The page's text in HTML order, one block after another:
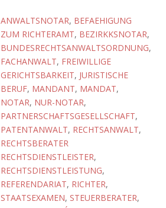
ANWALTSNOTAR, BEFAEHIGUNG
ZUM RICHTERAMT, BEZIRKKSNOTAR,
BUNDESRECHTSANWALTSORDNUNG,
FACHANWALT, FREIWILLIGE
GERICHTSBARKEIT, JURISTISCHE
BERUF, MANDANT, MANDAT,
NOTAR, NUR-NOTAR,
PARTNERSCHAFTSGESELLSCHAFT,
PATENTANWALT, RECHTSANWALT,
RECHTSBERATER
RECHTSDIENSTLEISTER,
RECHTSDIENSTLEISTUNG,
REFERENDARIAT, RICHTER,
STAATSEXAMEN, STEUERBERATER,